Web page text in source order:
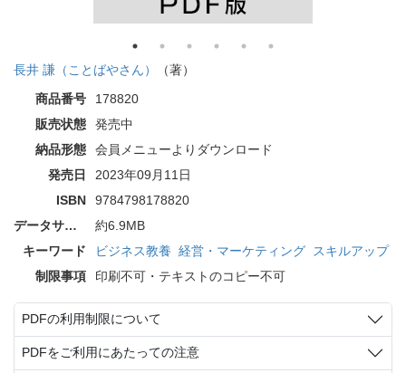
長井 謙（ことばやさん）
（著）
商品番号
178820
販売状態
発売中
納品形態
会員メニューよりダウンロード
発売日
2023年09月11日
ISBN
9784798178820
データサイズ
約6.9MB
キーワード
ビジネス教養 経営・マーケティング
スキルアップ
制限事項
印刷不可・テキストのコピー不可
PDFの利用制限について
PDFをご利用にあたっての注意